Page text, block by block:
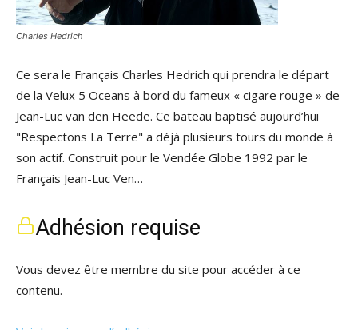
Charles Hedrich
Ce sera le Français Charles Hedrich qui prendra le départ
de la Velux 5 Oceans à bord du fameux « cigare rouge » de
Jean-Luc van den Heede. Ce bateau baptisé aujourd’hui
"Respectons La Terre" a déjà plusieurs tours du monde à
son actif. Construit pour le Vendée Globe 1992 par le
Français Jean-Luc Ven…
Adhésion requise
Vous devez être membre du site pour accéder à ce
contenu.